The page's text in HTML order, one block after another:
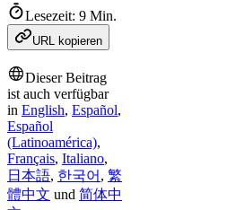
Lesezeit: 9 Min.
URL kopieren
Dieser Beitrag
ist auch verfügbar
in English, Español,
Español
(Latinoamérica),
Français, Italiano,
日本語, 한국어 , 繁
體中文 und 简体中